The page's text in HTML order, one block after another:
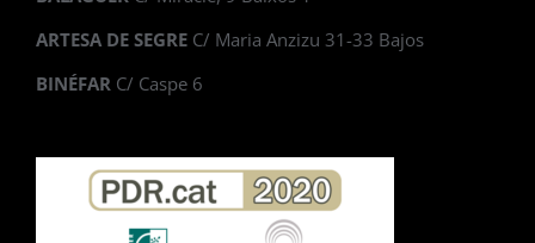
ARTESA DE SEGRE C/ Maria Anzizu 31-33 Bajos
BINÉFAR C/ Caspe 6